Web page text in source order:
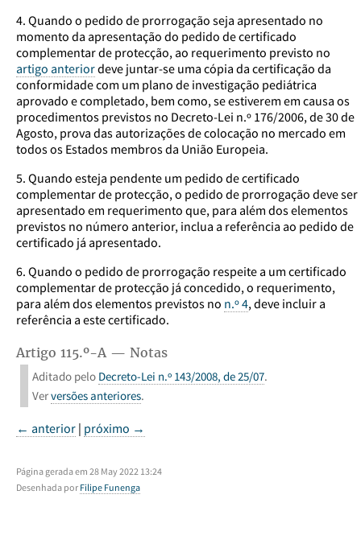
4. Quando o pedido de prorrogação seja apresentado no
momento da apresentação do pedido de certificado
complementar de protecção, ao requerimento previsto no
artigo anteriordeve juntar-se uma cópia da certificação da
conformidade com um plano de investigação pediátrica
aprovado e completado, bem como, se estiverem em causa os
procedimentos previstos no Decreto-Lei n.º 176/2006, de 30 de
Agosto, prova das autorizações de colocação no mercado em
todos os Estados membros da União Europeia.
5. Quando esteja pendente um pedido de certificado
complementar de protecção, o pedido de prorrogação deve ser
apresentado em requerimento que, para além dos elementos
previstos no número anterior, inclua a referência ao pedido de
certificado já apresentado.
6. Quando o pedido de prorrogação respeite a um certificado
complementar de protecção já concedido, o requerimento,
para além dos elementos previstos no n.º 4, deve incluir a
referência a este certificado.
Artigo 115.º-A — Notas
Aditado pelo Decreto-Lei n.º 143/2008, de 25/07.
Verversões anteriores.
← anterior | próximo →
Página gerada em 28 May 2022 13:24
Desenhada por Filipe Funenga